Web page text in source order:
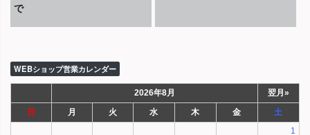
で
WEBショップ営業カレンダー